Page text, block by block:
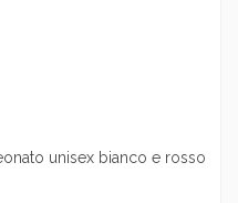
unisex bianco e rosso